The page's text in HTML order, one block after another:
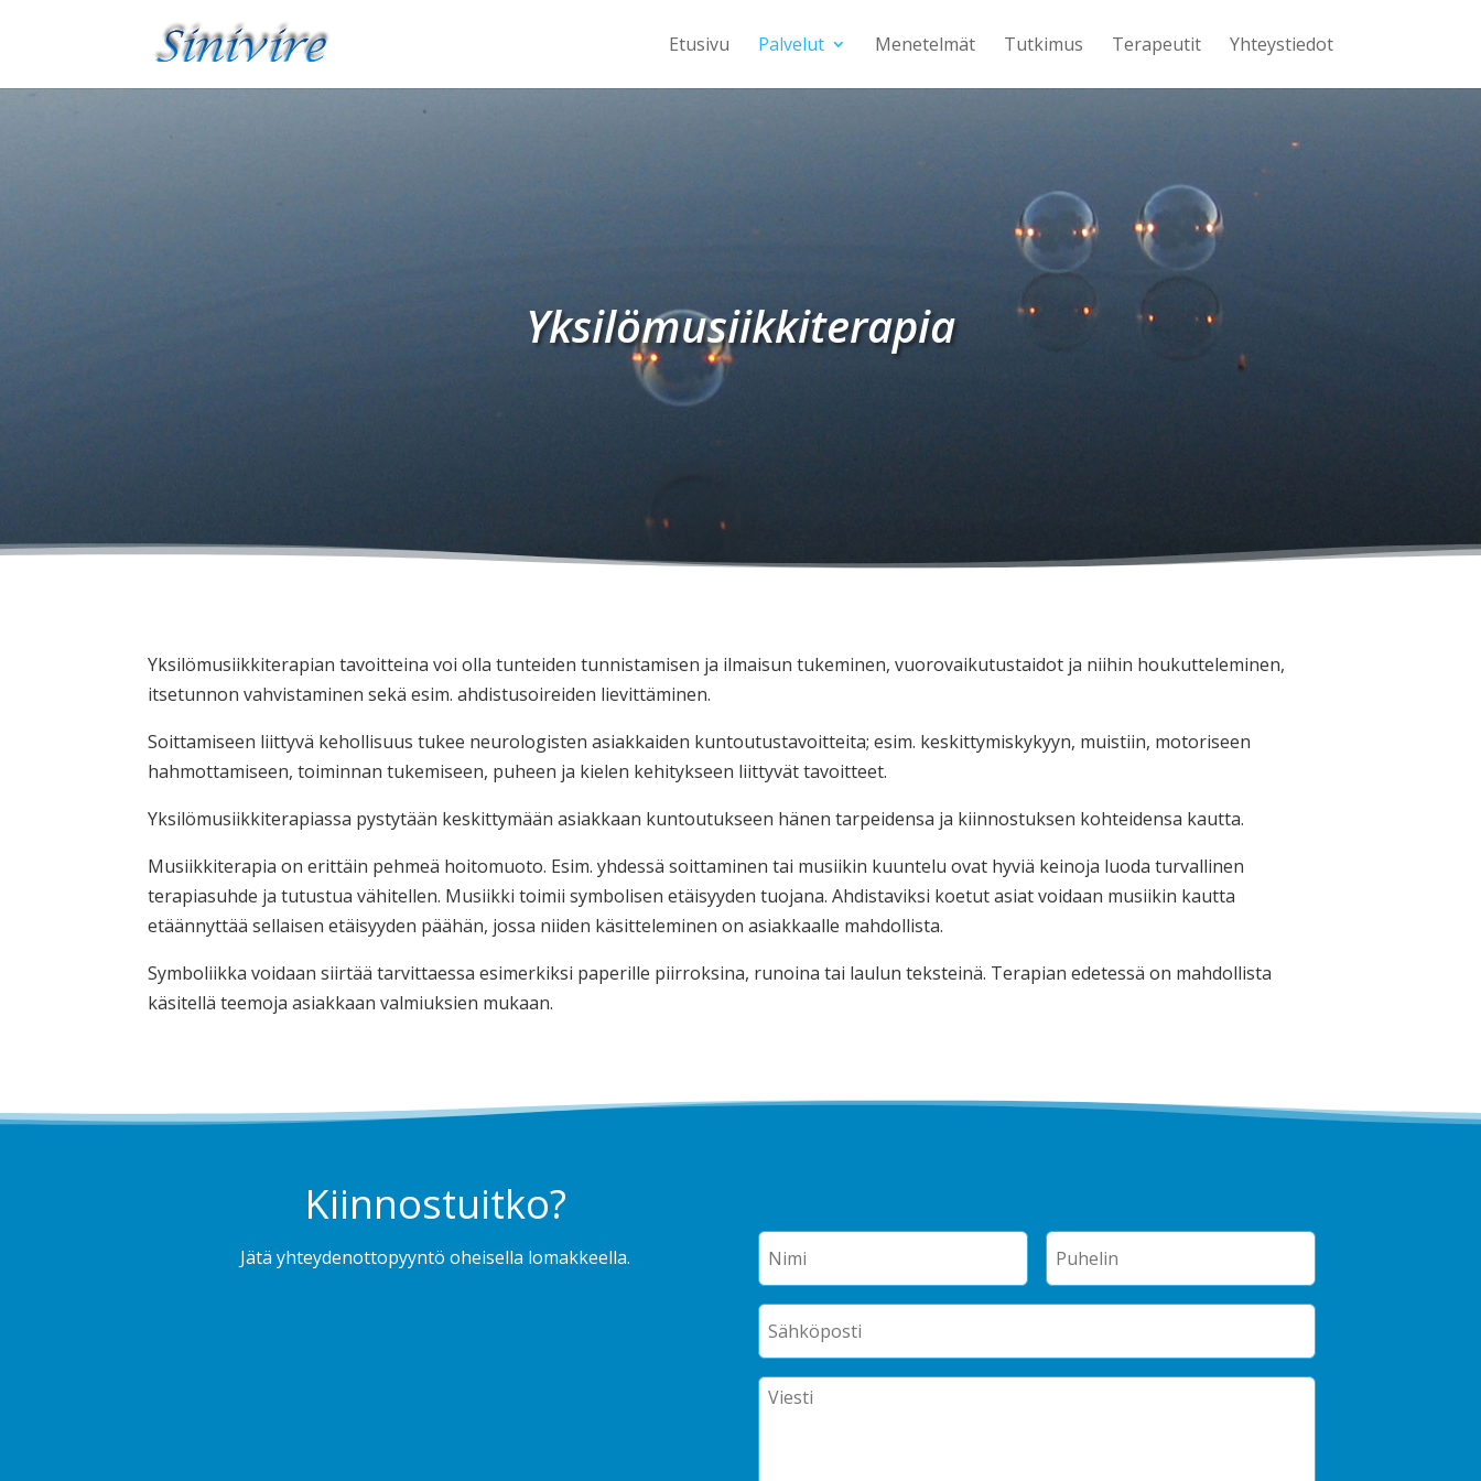
Etusivu Palvelut Menetelmät Tutkimus Terapeutit Yhteystiedot
Yksilömusiikkiterapia
Yksilömusiikkiterapian tavoitteina voi olla tunteiden tunnistamisen ja ilmaisun tukeminen, vuorovaikutustaidot ja niihin houkutteleminen,
itsetunnon vahvistaminen sekä esim. ahdistusoireiden lievittäminen.
Soittamiseen liittyvä kehollisuus tukee neurologisten asiakkaiden kuntoutustavoitteita; esim. keskittymiskykyyn, muistiin, motoriseen
hahmottamiseen, toiminnan tukemiseen, puheen ja kielen kehitykseen liittyvät tavoitteet.
Yksilömusiikkiterapiassa pystytään keskittymään asiakkaan kuntoutukseen hänen tarpeidensa ja kiinnostuksen kohteidensa kautta.
Musiikkiterapia on erittäin pehmeä hoitomuoto. Esim. yhdessä soittaminen tai musiikin kuuntelu ovat hyviä keinoja luoda turvallinen
terapiasuhde ja tutustua vähitellen. Musiikki toimii symbolisen etäisyyden tuojana. Ahdistaviksi koetut asiat voidaan musiikin kautta
etäännyttää sellaisen etäisyyden päähän, jossa niiden käsitteleminen on asiakkaalle mahdollista.
Symboliikka voidaan siirtää tarvittaessa esimerkiksi paperille piirroksina, runoina tai laulun teksteinä. Terapian edetessä on mahdollista
käsitellä teemoja asiakkaan valmiuksien mukaan.
Kiinnostuitko?
Jätä yhteydenottopyyntö oheisella lomakkeella.